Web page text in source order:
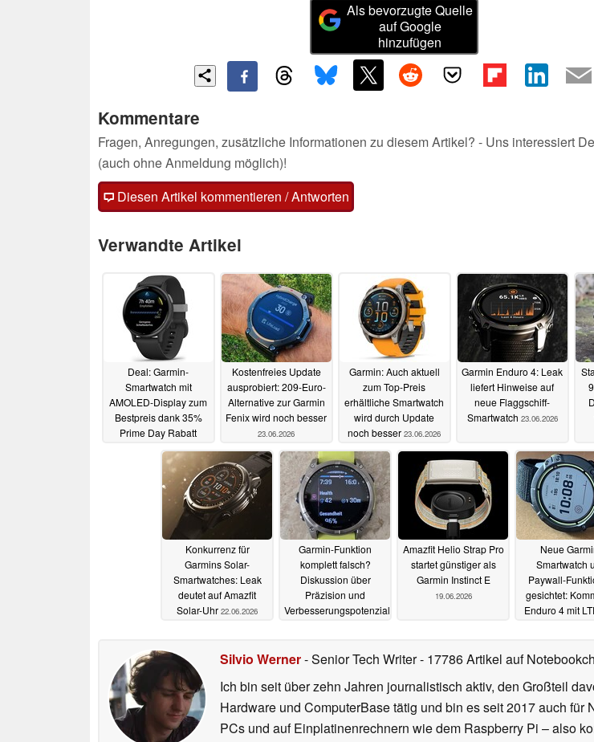
Als bevorzugte Quelle
auf Google
hinzufügen
Kommentare
Fragen, Anregungen, zusätzliche Informationen zu diesem Artikel? - Uns interessiert
(auch ohne Anmeldung möglich)!
Diesen Artikel kommentieren / Antworten
Verwandte Artikel
Deal: Garmin-
Smartwatch mit
AMOLED-Display zum
Bestpreis dank 35%
Prime Day Rabatt
25.06.2026
Kostenfreies Update
ausprobiert: 209-Euro-
Alternative zur Garmin
Fenix wird noch besser
23.06.2026
Garmin: Auch aktuell
zum Top-Preis
erhältliche Smartwatch
wird durch Update
noch besser 23.06.2026
Garmin Enduro 4: Leak
liefert Hinweise auf
neue Flaggschiff-
Smartwatch 23.06.2026
Konkurrenz für
Garmins Solar-
Smartwatches: Leak
deutet auf Amazfit
Solar-Uhr 22.06.2026
Garmin-Funktion
komplett falsch?
Diskussion über
Präzision und
Verbesserungspotenziale
Amazfit Helio Strap Pro
startet günstiger als
Garmin Instinct E
19.06.2026
Neue
Smartwatch
Paywall-
gesichtet:
Enduro 4 mit
Silvio Werner- Senior Tech Writer- 17786 Artikel auf
Ich bin seit über zehn Jahren journalistisch aktiv, den Großteil
Hardware und ComputerBase tätig und bin es seit 2017 auch
PCs und auf Einplatinenrechnern wie dem Raspberry Pi – also